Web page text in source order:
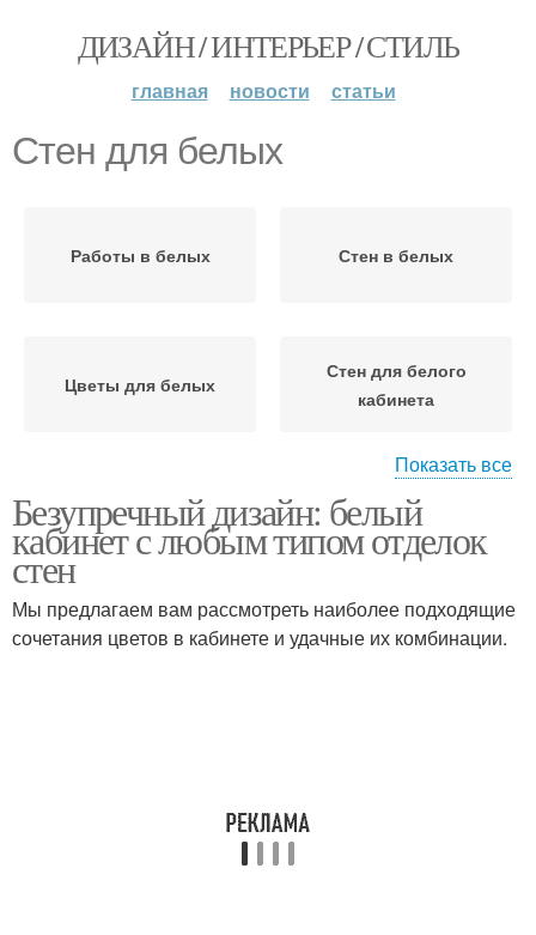
ДИЗАЙН / ИНТЕРЬЕР / СТИЛЬ
главная новости статьи
Стен для белых
Работы в белых Стен в белых
Цветы для белых
Стен для белого
кабинета
Стен в белом
Показать все
Безупречный дизайн: белый
кабинет с любым типом отделок
стен
Мы предлагаем вам рассмотреть наиболее подходящие
сочетания цветов в кабинете и удачные их комбинации.